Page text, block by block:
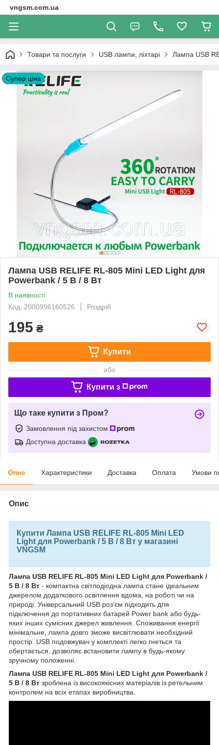
vngsm.com.ua
Товари та послуги USB лампи, ліхтарі Лампа USB
Супер ціна
Лампа USB RELIFE RL-805 Mini LED Light для
Powerbank / 5 В / 8 Вт
В наявності
Код: 2000996160526
Роздріб
195 ₴
Купити
або
Купити з
Що таке купити з Пром?
Замовлення під захистом
Доступна доставка
Опис Характеристики Доставка Оплата Умови
Опис
Купити Лампа USB RELIFE RL-805 Mini LED
Light для Powerbank / 5 В / 8 Вт у магазині
VNGSM
Лампа USB RELIFE RL-805 Mini LED Light для Powerbank /
5 В / 8 Вт - компактна світлодіодна лампа стане ідеальним
джерелом додаткового освітлення вдома, на роботі чи на
природі. Універсальний USB роз'єм підходить для
підключення до портативних батарей Power bank або будь-
яких інших сумісних джерел живлення. Споживання енергії
мінімальне, лампа довго зможе висвітлювати необхідний
простір. USB подовжувач у комплекті легко гнеться та
обертається, дозволяє встановити лампу в будь-якому
зручному положенні.
Лампа USB RELIFE RL-805 Mini LED Light для Powerbank /
5 В / 8 Вт зроблена із високоякісних матеріалів із ретельним
контролем на всіх етапах виробництва.